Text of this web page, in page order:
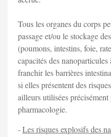
Tous les organes du corps
passage et/ou le stockage
(poumons, intestins, foie,
capacités des
franchir les barrières
si elles présentent des
ailleurs utilisées
pharmacologie.
-Les risques explosifs des